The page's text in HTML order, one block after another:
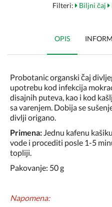
Filteri: Biljni čaj
OPIS
Probotanic organski čaj
upotrebu kod infekcija
disajnih puteva, kao i kod
sa varenjem. Dobija se
divlji origano.
Primena: Jednu kafenu
vode i procediti posle 1-5
topliji.
Pakovanje: 50 g
Napomena: